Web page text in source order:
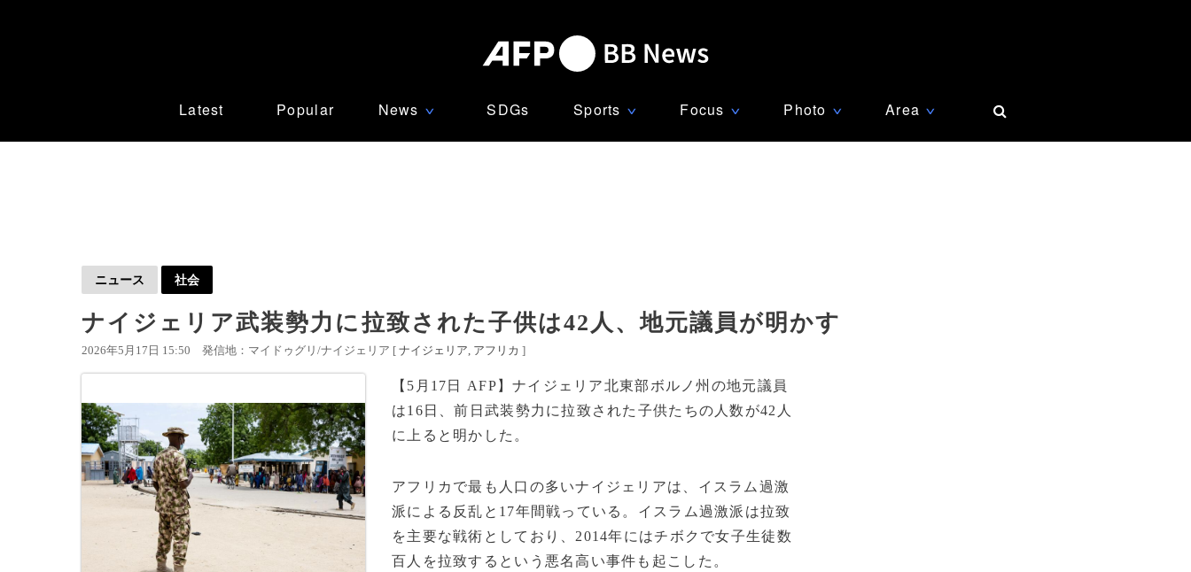
Latest Popular News ∨ SDGs Sports ∨ Focus ∨ Photo ∨ Area ∨
ニュース 社会
ナイジェリア武装勢力に拉致された子供は42人、地元議員が明かす
2026年5月17日 15:50 発信地：マイドゥグリ/ナイジェリア [ ナイジェリア アフリカ ]
【5月17日 AFP】ナイジェリア北東部ボルノ州の地元議員
は16日、前日武装勢力に拉致された子供たちの人数が42人
に上ると明かした。
アフリカで最も人口の多いナイジェリアは、イスラム過激
派による反乱と17年間戦っている。イスラム過激派は拉致
を主要な戦術としており、2014年にはチボクで女子生徒数
百人を拉致するという悪名高い事件も起こした。